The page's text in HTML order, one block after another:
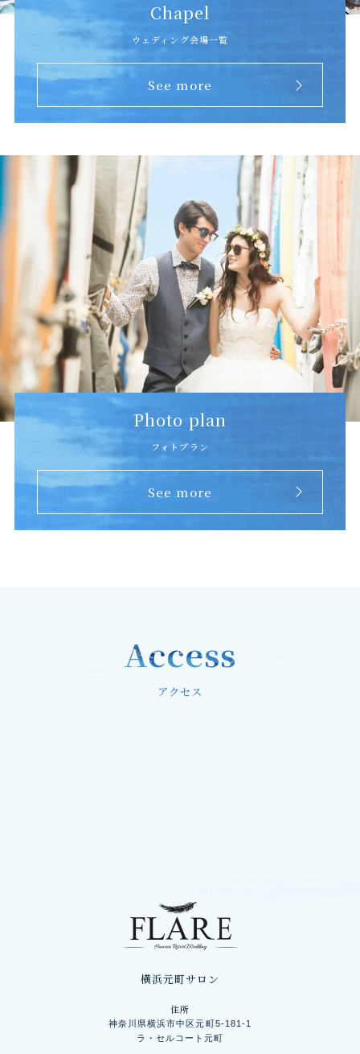
Chapel
ウェディング会場一覧
See more
Photo plan
フォトプラン
See more
Access
アクセス
横浜元町サロン
住所
神奈川県横浜市中区元町5-181-1
ラ・セルコート元町